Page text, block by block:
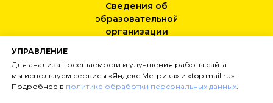
Сведения об
образовательной
организации
УПРАВЛЕНИЕ
Для анализа посещаемости и улучшения работы сайта
мы используем сервисы «Яндекс Метрика» и «top.mail.ru».
Подробнее в политике обработки персональных данных